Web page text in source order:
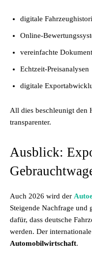
digitale
Online-
vereinfachte
Echtzeit-Preisanalysen
digitale
All dies beschleunigt den
transparenter.
Ausblick:
Auch 2026 wird der
Steigende Nachfrage und
dafür, dass deutsche
werden. Der
Automobilwirtschaft.